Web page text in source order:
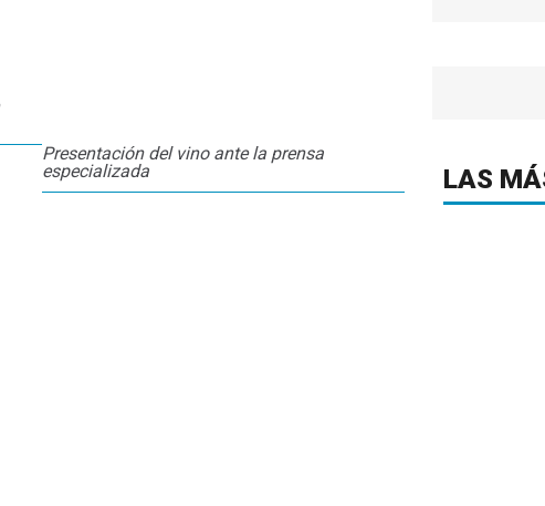
Presentación del vino ante la prensa
especializada
LAS